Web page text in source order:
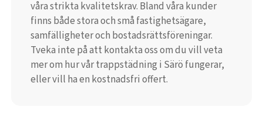
våra strikta kvalitetskrav. Bland våra kunder
finns både stora och små fastighetsägare,
samfälligheter och bostadsrättsföreningar.
Tveka inte på att kontakta oss om du vill veta
mer om hur vår trappstädning i Särö fungerar,
eller vill ha en kostnadsfri offert.